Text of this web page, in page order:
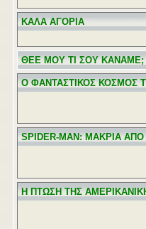
ΚΑΛΑ ΑΓΟΡΙΑ
ΘΕΕ ΜΟΥ ΤΙ ΣΟΥ ΚΑΝΑΜΕ;
Ο ΦΑΝΤΑΣΤΙΚΟΣ ΚΟΣΜΟΣ
SPIDER-MAN: ΜΑΚΡΙΑ
Η ΠΤΩΣΗ ΤΗΣ